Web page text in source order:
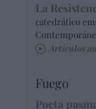
La
catedrático
Artículos
Fuego
Poeta